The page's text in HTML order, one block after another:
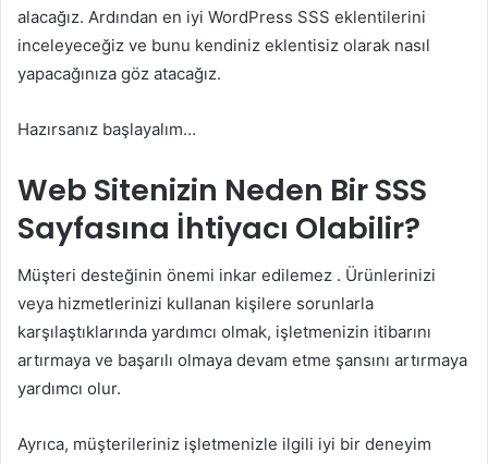
alacağız. Ardından en iyi WordPress SSS eklentilerini
inceleyeceğiz ve bunu kendiniz eklentisiz olarak nasıl
yapacağınıza göz atacağız.
Hazırsanız başlayalım…
Web Sitenizin Neden Bir SSS
Sayfasına İhtiyacı Olabilir?
Müşteri desteğinin önemi inkar edilemez . Ürünlerinizi
veya hizmetlerinizi kullanan kişilere sorunlarla
karşılaştıklarında yardımcı olmak, işletmenizin itibarını
artırmaya ve başarılı olmaya devam etme şansını artırmaya
yardımcı olur.
Ayrıca, müşterileriniz işletmenizle ilgili iyi bir deneyim